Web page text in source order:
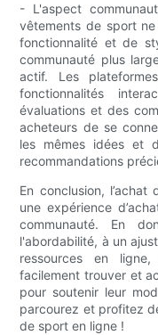
- L'aspect
vêtements de sport
fonctionnalité et de
communauté plus
actif. Les
fonctionnalités
évaluations et des
acheteurs de se
les mêmes idées et
recommandations
En conclusion,
une expérience
communauté. En
l'abordabilité, à un
ressources en
facilement trouver et
pour soutenir leur
parcourez et profitez
de sport en ligne !